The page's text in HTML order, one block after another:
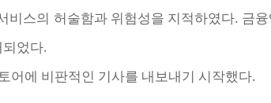
스의 허술함과 위험성을 지적하였다. 금
었다.
에 비판적인 기사를 내보내기 시작했다.